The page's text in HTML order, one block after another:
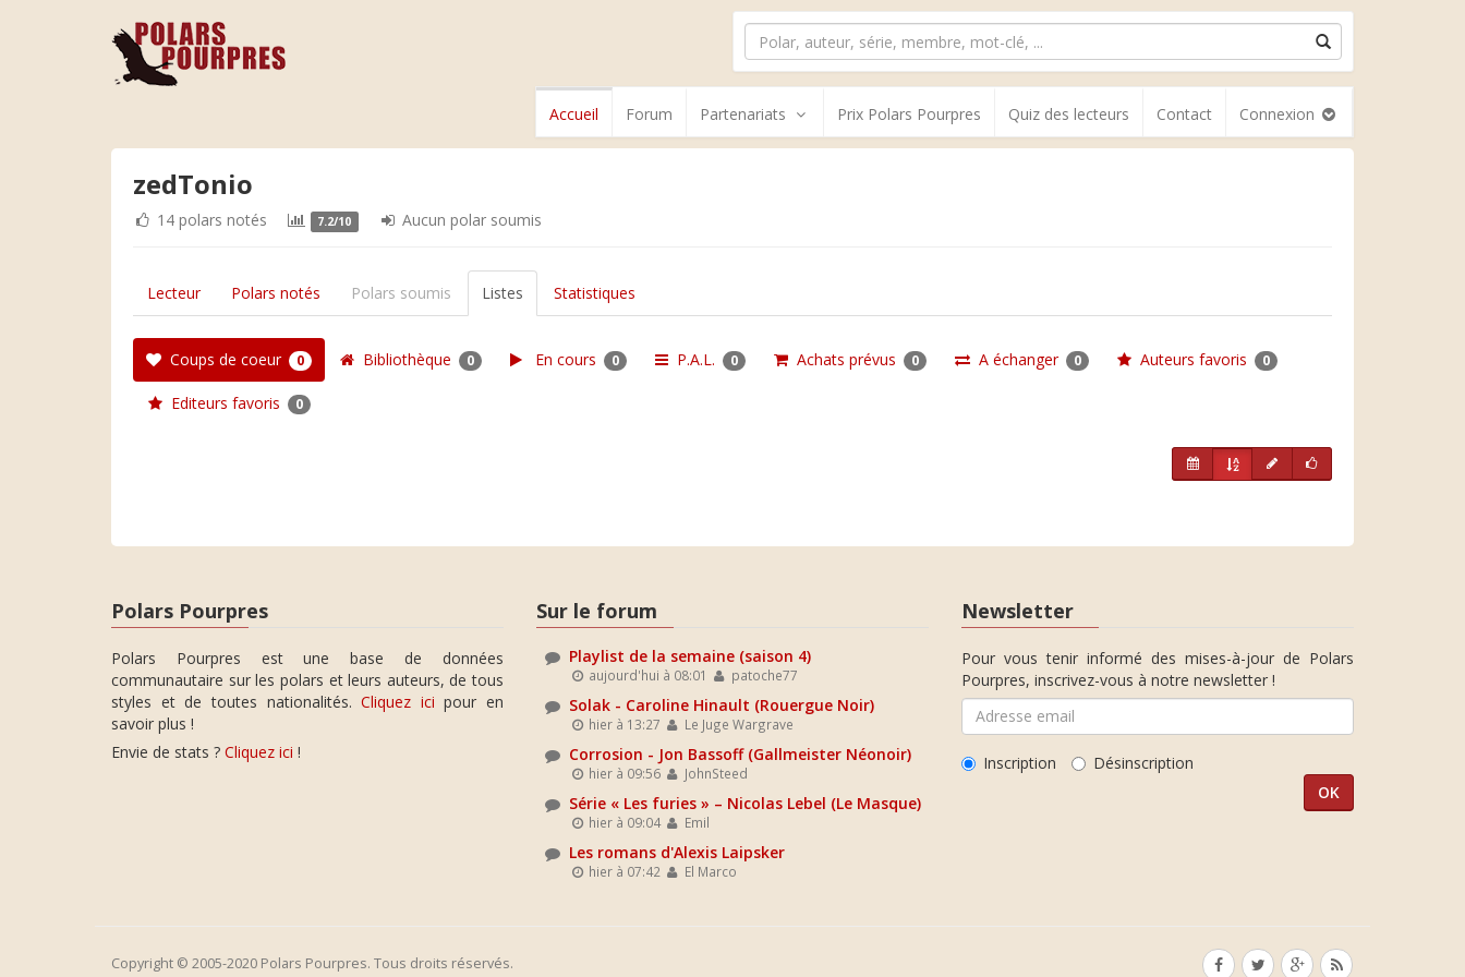
Accueil Forum Partenariats Prix Polars Pourpres Quiz des lecteurs Contact Connexion
zedTonio
14 polars notés 7.2/10 Aucun polar soumis
Lecteur Polars notés Polars soumis Listes Statistiques
Coups de coeur 0 Bibliothèque 0 En cours 0 P.A.L. 0 Achats prévus 0 A échanger 0 Auteurs favoris 0
Editeurs favoris 0
Polars Pourpres
Polars Pourpres est une base de données
communautaire sur les polars et leurs auteurs, de tous
styles et de toutes nationalités.Cliquez ici pour en
savoir plus !
Envie de stats ? Cliquez ici !
Sur le forum
Playlist de la semaine (saison 4)
aujourd'hui à 08:01 patoche77
Solak - Caroline Hinault (Rouergue Noir)
hier à 13:27 Le Juge Wargrave
Corrosion - Jon Bassoff (Gallmeister Néonoir)
hier à 09:56 JohnSteed
Série « Les furies » – Nicolas Lebel (Le Masque)
hier à 09:04 Emil
Les romans d'Alexis Laipsker
hier à 07:42 El Marco
Newsletter
Pour vous tenir informé des mises-à-jour de Polars
Pourpres, inscrivez-vous à notre newsletter !
Inscription Désinscription
Copyright © 2005-2020 Polars Pourpres. Tous droits réservés.